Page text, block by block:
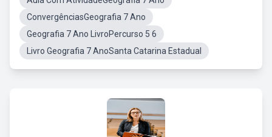
ConvergênciasGeografia 7 Ano
Geografia 7 Ano LivroPercurso 5 6
Livro Geografia 7 AnoSanta Catarina Estadual